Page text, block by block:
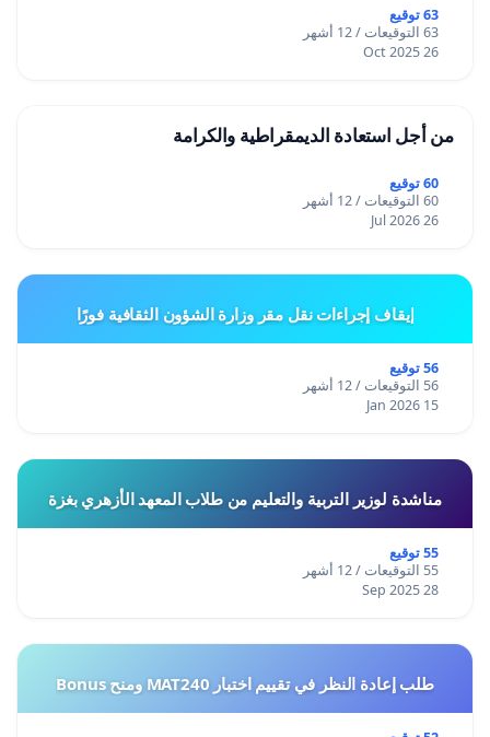
63 توقيع
63 التوقيعات / 12 أشهر
26 Oct 2025
من أجل استعادة الديمقراطية والكرامة
60 توقيع
60 التوقيعات / 12 أشهر
26 Jul 2026
إيقاف إجراءات نقل مقر وزارة الشؤون الثقافية فورًا
56 توقيع
56 التوقيعات / 12 أشهر
15 Jan 2026
مناشدة لوزير التربية والتعليم من طلاب المعهد الأزهري بغزة
55 توقيع
55 التوقيعات / 12 أشهر
28 Sep 2025
طلب إعادة النظر في تقييم اختبار MAT240 ومنح Bonus